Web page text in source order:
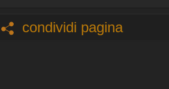
condividi pagina